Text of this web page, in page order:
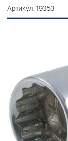
Артикул: 19353